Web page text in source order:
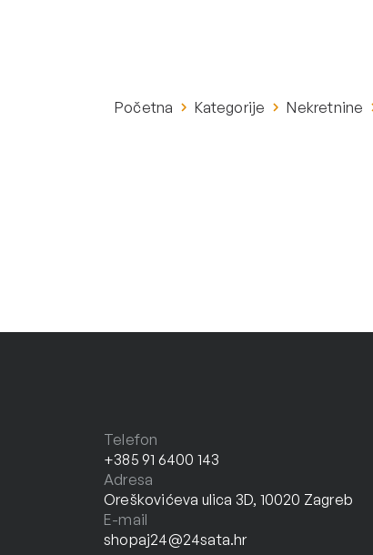
Početna Kategorije Nekretnine
Telefon
+385 91 6400 143
Adresa
Oreškovićeva ulica 3D, 10020 Zagreb
E-mail
shopaj24@24sata.hr